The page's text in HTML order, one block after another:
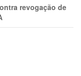
revogação de